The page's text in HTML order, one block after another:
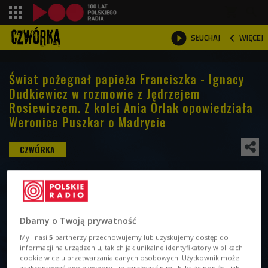
 SŁUCHAJ  WIĘCEJ

Świat pożegnał papieża Franciszka - Ignacy
Dudkiewicz w rozmowie z Jędrzejem
Rosiewiczem. Z kolei Ania Orlak opowiedziała
Weronice Puszkar o Madrycie
Dbamy o Twoją prywatność
My i nasi5 partnerzy przechowujemy lub uzyskujemy dostęp do
informacji na urządzeniu, takich jak unikalne identyfikatory w plikach
cookie w celu przetwarzania danych osobowych. Użytkownik może